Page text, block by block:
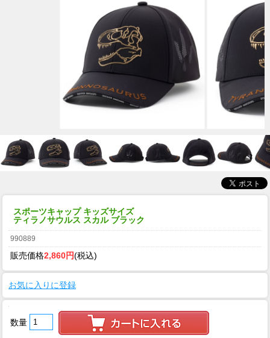
スポーツキャップ キッズサイズ
ティラノサウルス スカル ブラック
990889
販売価格2,860円(税込)
お気に入りに登録
数量